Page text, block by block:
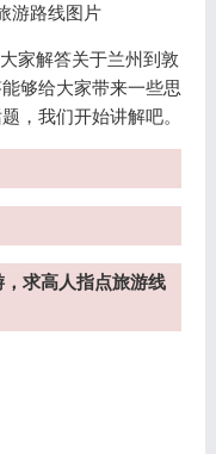
游路线图片
家解答关于兰州到敦
够给大家带来一些思
，我们开始讲解吧。
求高人指点旅游线